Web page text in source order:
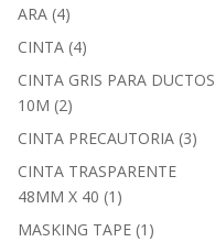
ARA (4)
CINTA (4)
CINTA GRIS PARA DUCTOS
10M (2)
CINTA PRECAUTORIA (3)
CINTA TRASPARENTE
48MM X 40 (1)
MASKING TAPE (1)